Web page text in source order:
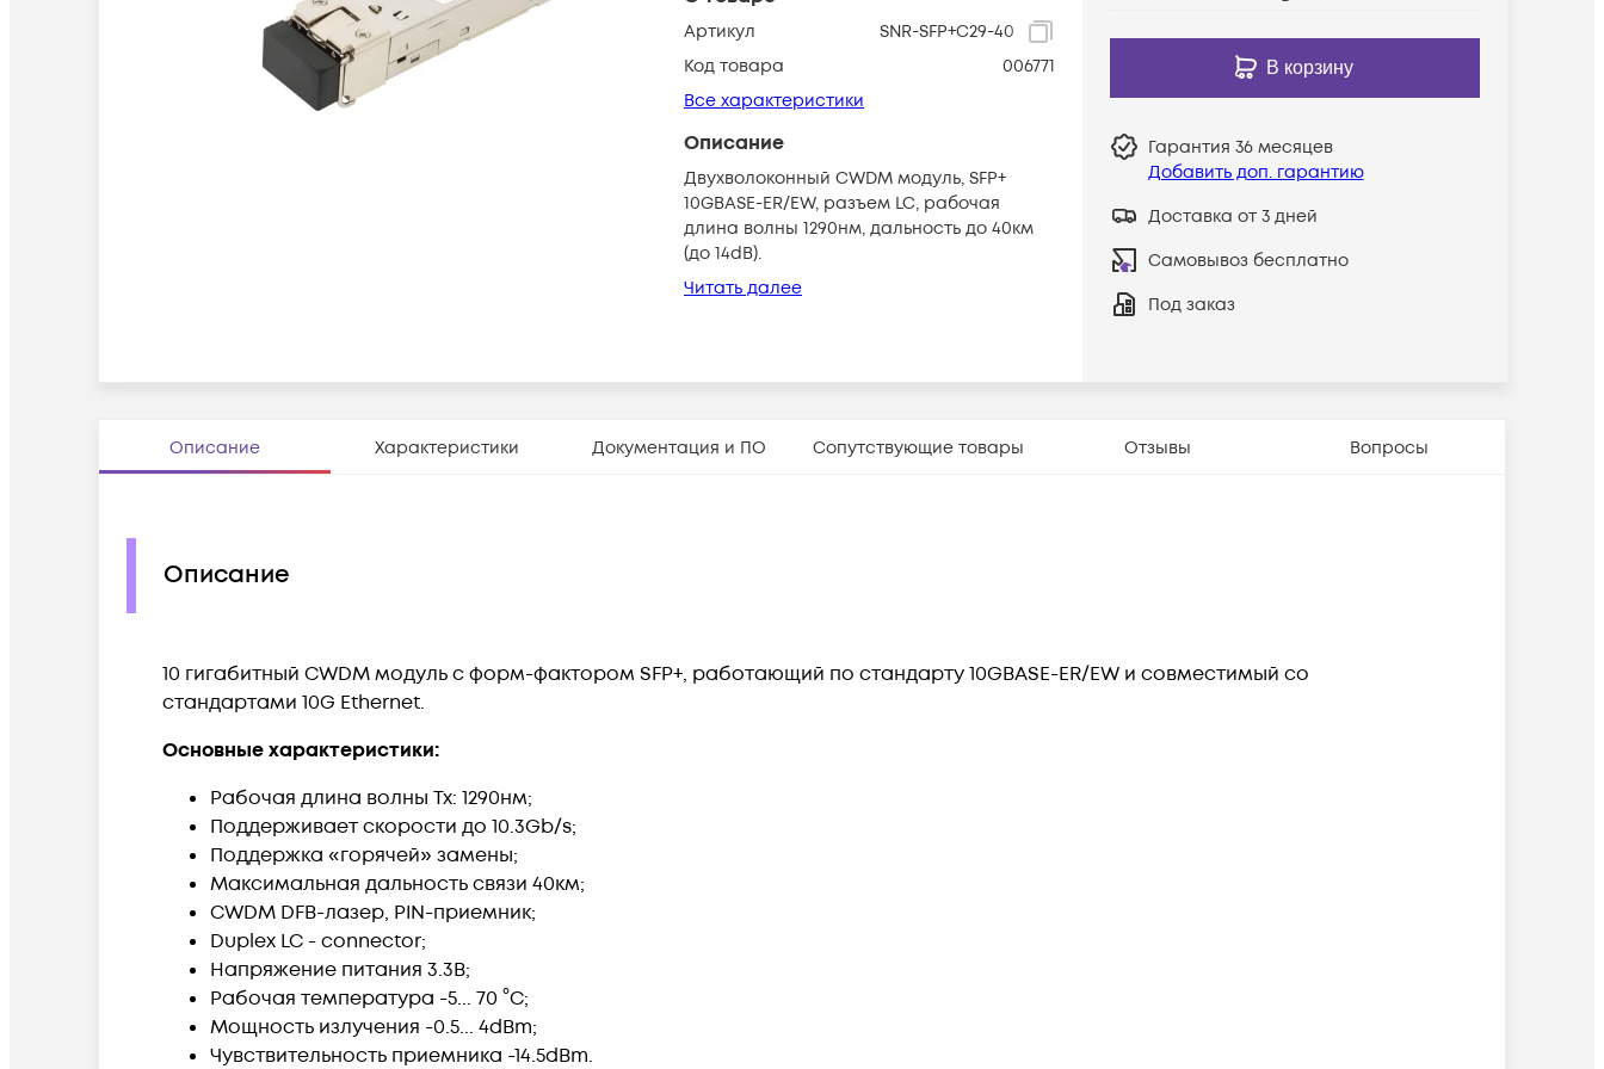
Артикул
SNR-SFP+C29-40
Код товара
006771
Все характеристики
Описание
Двухволоконный CWDM модуль, SFP+
10GBASE-ER/EW, разъем LC, рабочая
длина волны 1290нм, дальность до 40км
(до 14dB).
Читать далее
В корзину
Гарантия 36 месяцев
Добавить доп. гарантию
Доставка от 3 дней
Самовывоз бесплатно
Под заказ
Описание Характеристики Документация и ПО Сопутствующие товары Отзывы Вопросы
Описание
10 гигабитный CWDM модуль с форм-фактором SFP+, работающий по стандарту 10GBASE-ER/EW и совместимый со
стандартами 10G Ethernet.
Основные характеристики:
Рабочая длина волны Tx: 1290нм;
Поддерживает скорости до 10.3Gb/s;
Поддержка «горячей» замены;
Максимальная дальность связи 40км;
CWDM DFB-лазер, PIN-приемник;
Duplex LC - connector;
Напряжение питания 3.3В;
Рабочая температура -5... 70 °C;
Мощность излучения -0.5... 4dBm;
Чувствительность приемника -14.5dBm.